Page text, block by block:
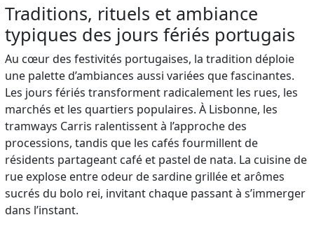
Traditions, rituels et ambiance
typiques des jours fériés portugais
Au cœur des festivités portugaises, la tradition déploie
une palette d’ambiances aussi variées que fascinantes.
Les jours fériés transforment radicalement les rues, les
marchés et les quartiers populaires. À Lisbonne, les
tramways Carris ralentissent à l’approche des
processions, tandis que les cafés fourmillent de
résidents partageant café et pastel de nata. La cuisine de
rue explose entre odeur de sardine grillée et arômes
sucrés du bolo rei, invitant chaque passant à s’immerger
dans l’instant.